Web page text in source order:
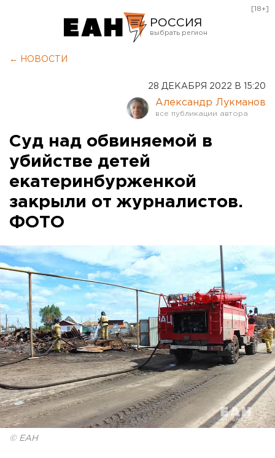
РОССИЯ
Оренбург
[18+]
← НОВОСТИ
28 ДЕКАБРЯ 2022 В 15:20
Александр Лукманов
Суд над обвиняемой в
убийстве детей
екатеринбурженкой
закрыли от журналистов.
ФОТО
© ЕАН